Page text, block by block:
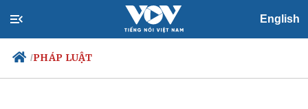
English
/PHÁP LUẬT